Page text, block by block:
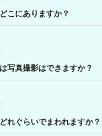
こにありますか？
写真撮影はできますか？
れぐらいでまわれますか？